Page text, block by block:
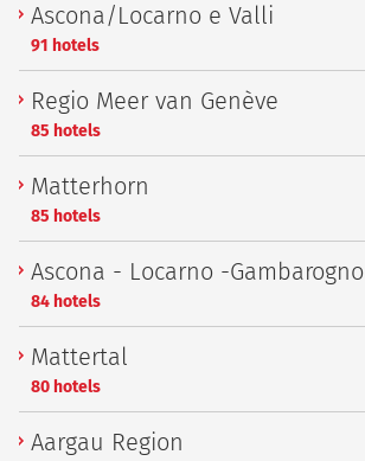
Ascona/Locarno e Valli
91 hotels
Regio Meer van Genève
85 hotels
Matterhorn
85 hotels
Ascona - Locarno -Gambarogno
84 hotels
Mattertal
80 hotels
Aargau Region